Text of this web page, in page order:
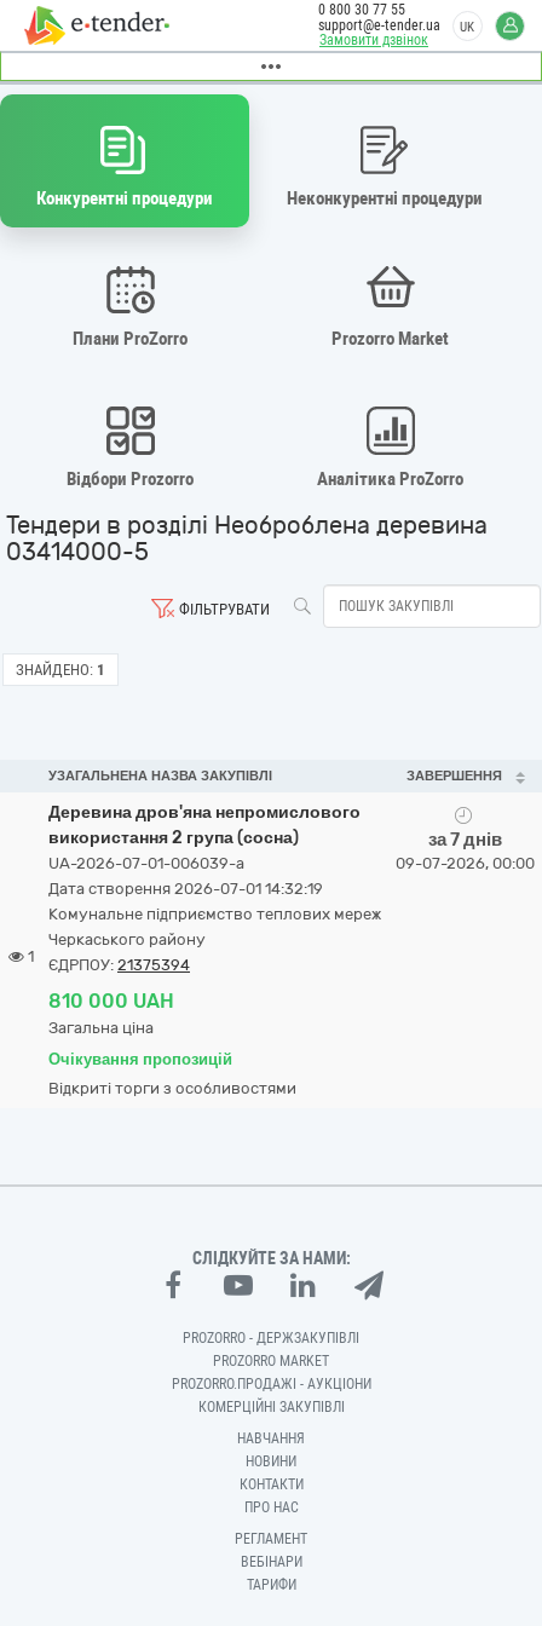
Замовити дзвінок
0 800 30 77 55
support@e-tender.ua
UK
Конкурентні процедури Неконкурентні процедури
Плани ProZorro Prozorro Market
Відбори Prozorro Аналітика ProZorro
Тендери в розділі Необроблена деревина
03414000-5
ФІЛЬТРУВАТИ
ЗНАЙДЕНО: 1
УЗАГАЛЬНЕНА НАЗВА ЗАКУПІВЛІ ЗАВЕРШЕННЯ
1
Деревина дров'яна непромислового
використання 2 група (сосна)
UA-2026-07-01-006039-a
Дата створення 2026-07-01 14:32:19
Комунальне підприємство теплових мереж
Черкаського району
ЄДРПОУ: 21375394
810 000 UAH
Загальна ціна
Очікування пропозицій
Відкриті торги з особливостями
за 7 днів
09-07-2026, 00:00
СЛІДКУЙТЕ ЗА НАМИ:
PROZORRO - ДЕРЖЗАКУПІВЛІ
PROZORRO MARKET
PROZORRO.ПРОДАЖІ - АУКЦІОНИ
КОМЕРЦІЙНІ ЗАКУПІВЛІ
НАВЧАННЯ
НОВИНИ
КОНТАКТИ
ПРО НАС
РЕГЛАМЕНТ
ВЕБІНАРИ
ТАРИФИ